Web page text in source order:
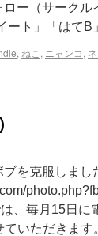
ー（サークル
ート」「はて
, ねこ , ニャンコ,
を克服しまし
、毎月15日に
いただきま